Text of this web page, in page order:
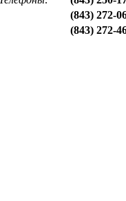
(843) 272-
(843) 272-